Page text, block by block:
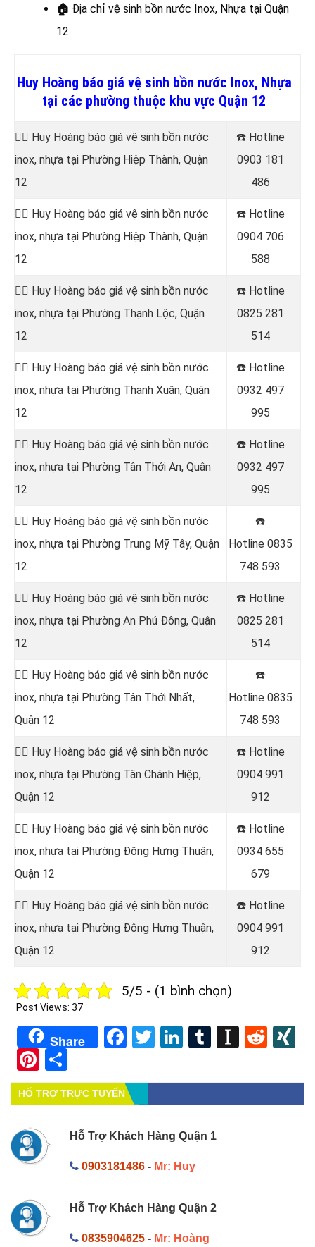
🏠 Địa chỉ vệ sinh bồn nước Inox, Nhựa tại Quận
12
Huy Hoàng báo giá vệ sinh bồn nước Inox, Nhựa
tại các phường thuộc khu vực Quận 12
👷‍♂️ Huy Hoàng báo giá vệ sinh bồn nước
inox, nhựa tại Phường Hiệp Thành, Quận
12
☎️ Hotline
0903 181
486
👷‍♂️ Huy Hoàng báo giá vệ sinh bồn nước
inox, nhựa tại Phường Hiệp Thành, Quận
12
☎️ Hotline
0904 706
588
👷‍♂️ Huy Hoàng báo giá vệ sinh bồn nước
inox, nhựa tại Phường Thạnh Lộc, Quận
12
☎️ Hotline
0825 281
514
👷‍♂️ Huy Hoàng báo giá vệ sinh bồn nước
inox, nhựa tại Phường Thạnh Xuân, Quận
12
☎️ Hotline
0932 497
995
👷‍♂️ Huy Hoàng báo giá vệ sinh bồn nước
inox, nhựa tại Phường Tân Thới An, Quận
12
☎️ Hotline
0932 497
995
👷‍♂️ Huy Hoàng báo giá vệ sinh bồn nước
inox, nhựa tại Phường Trung Mỹ Tây, Quận
12
☎️
Hotline 0835
748 593
👷‍♂️ Huy Hoàng báo giá vệ sinh bồn nước
inox, nhựa tại Phường An Phú Đông, Quận
12
☎️ Hotline
0825 281
514
👷‍♂️ Huy Hoàng báo giá vệ sinh bồn nước
inox, nhựa tại Phường Tân Thới Nhất,
Quận 12
☎️
Hotline 0835
748 593
👷‍♂️ Huy Hoàng báo giá vệ sinh bồn nước
inox, nhựa tại Phường Tân Chánh Hiệp,
Quận 12
☎️ Hotline
0904 991
912
👷‍♂️ Huy Hoàng báo giá vệ sinh bồn nước
inox, nhựa tại Phường Đông Hưng Thuận,
Quận 12
☎️ Hotline
0934 655
679
👷‍♂️ Huy Hoàng báo giá vệ sinh bồn nước
inox, nhựa tại Phường Đông Hưng Thuận,
Quận 12
☎️ Hotline
0904 991
912
5/5 - (1 bình chọn)
Post Views: 37
Share Facebook
TwitterLinkedIn
Tumblr
Pinterest
HỔ TRỢ TRỰC TUYẾN
Hỗ Trợ Khách Hàng Quận 1
0903181486- Mr: Huy
Hỗ Trợ Khách Hàng Quận 2
0835904625- Mr: Hoàng